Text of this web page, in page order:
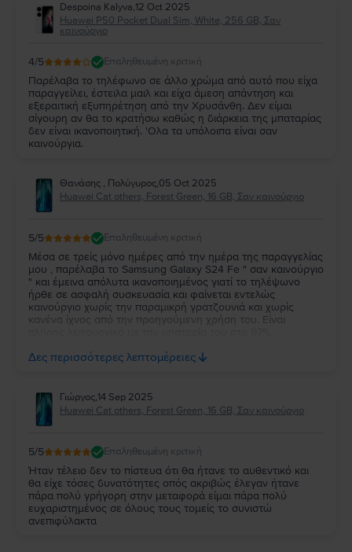
Despoina Kalyva,12 Oct 2025
Huawei P50 Pocket Dual Sim, White, 256 GB, Σαν
καινούργιο
4/5 Επαληθευμένη κριτική
Παρέλαβα το τηλέφωνο σε άλλο χρώμα από αυτό που είχα
παραγγείλει, έστειλα μαιλ και είχα άμεση απάντηση και
εξεραιτική εξυπηρέτηση από την Χρυσάνθη. Δεν είμαι
σίγουρη αν θα το κρατήσω καθώς η διάρκεια της μπαταρίας
δεν είναι ικανοποιητική. 'Ολα τα υπόλοιπα είναι σαν
καινούργια.
Θανάσης , Πολύγυρος,05 Oct 2025
Huawei Cat others, Forest Green, 16 GB, Σαν καινούργιο
5/5 Επαληθευμένη κριτική
Μέσα σε τρείς μόνο ημέρες από την ημέρα της παραγγελίας
μου , παρέλαβα το Samsung Galaxy S24 Fe " σαν καινούργιο
" και έμεινα απόλυτα ικανοποιημένος γιατί το τηλέψωνο
ήρθε σε ασφαλή συσκευασία και φαίνεται εντελώς
καινούργιο χωρίς την παραμικρή γρατζουνιά και χωρίς
κανένα ίχνος από την προηγούμενη χρήση του. Είναι
όσους θέλουν να αγοράσουν καλό και φθηνό κινητό.
Δες περισσότερες λεπτομέρειες
Γιώργος,14 Sep 2025
Huawei Cat others, Forest Green, 16 GB, Σαν καινούργιο
5/5 Επαληθευμένη κριτική
Ήταν τέλειο δεν το πίστευα ότι θα ήτανε το αυθεντικό και
θα είχε τόσες δυνατότητες οπός ακριβώς έλεγαν ήτανε
πάρα πολύ γρήγορη στην μεταφορά είμαι πάρα πολύ
ευχαριστημένος σε όλους τους τομείς το συνιστώ
ανεπιφύλακτα